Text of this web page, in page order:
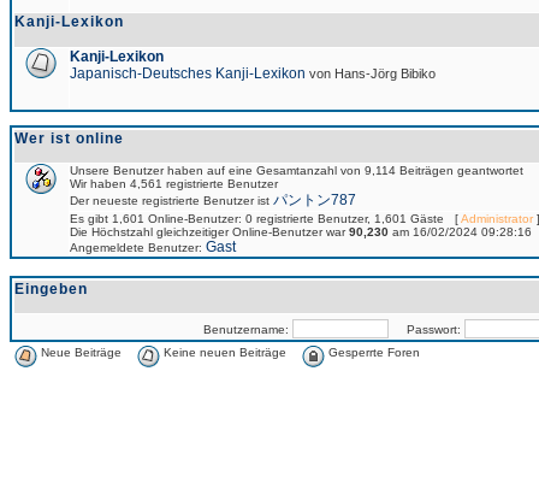
Kanji-Lexikon
Kanji-Lexikon
Japanisch-Deutsches Kanji-Lexikon von Hans-Jörg Bibiko
Wer ist online
Unsere Benutzer haben auf eine Gesamtanzahl von 9,114 Beiträgen geantwortet
Wir haben 4,561 registrierte Benutzer
Der neueste registrierte Benutzer ist パントン787
Es gibt 1,601 Online-Benutzer: 0 registrierte Benutzer, 1,601 Gäste [Administrator
Die Höchstzahl gleichzeitiger Online-Benutzer war90,230 am 16/02/2024 09:28:16
Angemeldete Benutzer: Gast
Eingeben
Benutzername:
Passwort:
Neue Beiträge
Keine neuen Beiträge Gesperrte Foren